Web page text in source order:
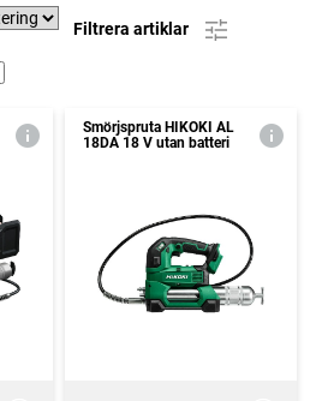
Filtrera artiklar
Smörjspruta HIKOKI AL
18DA 18 V utan batteri